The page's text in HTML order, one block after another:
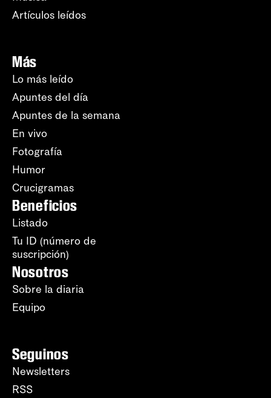
Artículos leídos
Más
Lo más leído
Apuntes del día
Apuntes de la semana
En vivo
Fotografía
Humor
Crucigramas
Beneficios
Listado
Tu ID (número de
suscripción)
Nosotros
Sobre la diaria
Equipo
Seguinos
Newsletters
RSS